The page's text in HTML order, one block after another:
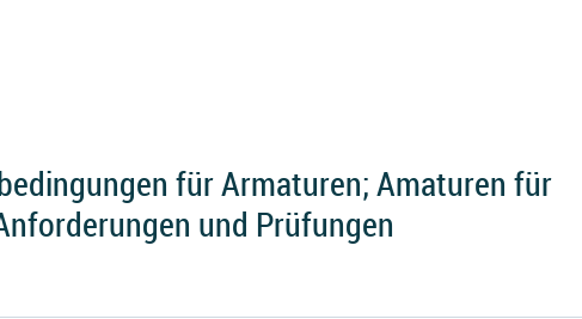
für Armaturen; Amaturen für
und Prüfungen